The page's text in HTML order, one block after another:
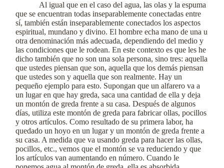
Al igual que en el caso del agua, las olas y la espuma
que se encuentran todas inseparablemente conectadas entre
sí, también están inseparablemente conectados los aspectos
espiritual, mundano y divino. El hombre echa mano de una u
otra denominación más adecuada, dependiendo del medio y
las condiciones que le rodean. En este contexto es que les he
dicho también que no son una sola persona, sino tres: aquella
que ustedes piensan que son, aquella que los demás piensan
que ustedes son y aquella que son realmente. Hay un
pequeño ejemplo para esto. Supongan que un alfarero va a
un lugar en que hay greda, saca una cantidad de ella y deja
un montón de greda frente a su casa. Después de algunos
días, utiliza este montón de greda para fabricar ollas, pocillos
y otros artículos. Como resultado de su primera labor, ha
quedado un hoyo en un lugar y un montón de greda frente a
su casa. A medida que va usando greda para hacer las ollas,
pocillos, etc., vemos que el montón se va reduciendo y que
los artículos van aumentando en número. Cuando le